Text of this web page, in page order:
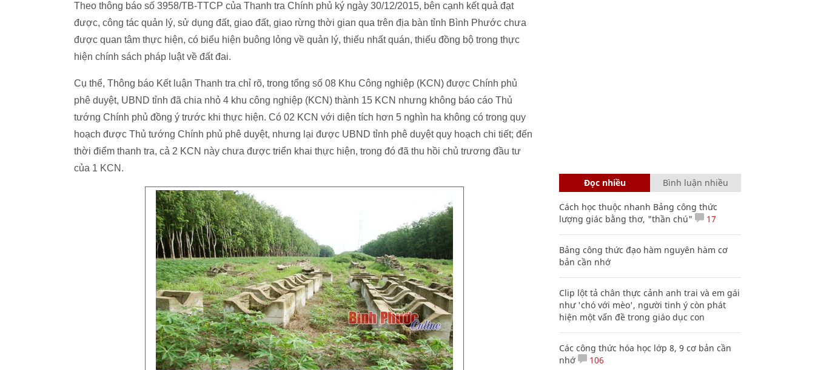
Theo thông báo số 3958/TB-TTCP của Thanh tra Chính phủ ký ngày 30/12/2015, bên cạnh kết quả đạt
được, công tác quản lý, sử dụng đất, giao đất, giao rừng thời gian qua trên địa bàn tỉnh Bình Phước chưa
được quan tâm thực hiện, có biểu hiện buông lỏng về quản lý, thiếu nhất quán, thiếu đồng bộ trong thực
hiện chính sách pháp luật về đất đai.
Cụ thể, Thông báo Kết luận Thanh tra chỉ rõ, trong tổng số 08 Khu Công nghiệp (KCN) được Chính phủ
phê duyệt, UBND tỉnh đã chia nhỏ 4 khu công nghiệp (KCN) thành 15 KCN nhưng không báo cáo Thủ
tướng Chính phủ đồng ý trước khi thực hiện. Có 02 KCN với diện tích hơn 5 nghìn ha không có trong quy
hoạch được Thủ tướng Chính phủ phê duyệt, nhưng lại được UBND tỉnh phê duyệt quy hoạch chi tiết; đến
thời điểm thanh tra, cả 2 KCN này chưa được triển khai thực hiện, trong đó đã thu hồi chủ trương đầu tư
của 1 KCN.
Đọc nhiều Bình luận nhiều
Cách học thuộc nhanh Bảng công thức
lượng giác bằng thơ, "thần chú"
17
Bảng công thức đạo hàm nguyên hàm cơ
bản cần nhớ
Clip lột tả chân thực cảnh anh trai và em gái
như 'chó với mèo', người tinh ý còn phát
hiện một vấn đề trong giáo dục con
Các công thức hóa học lớp 8, 9 cơ bản cần
nhớ
106